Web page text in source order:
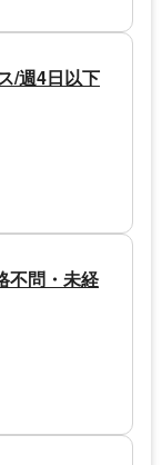
/週4日以下
不問・未経